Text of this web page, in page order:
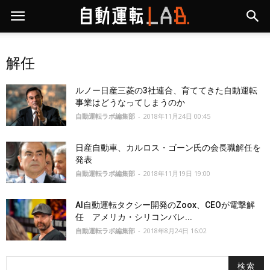
解任
ルノー日産三菱の3社連合、育ててきた自動運転
事業はどうなってしまうのか
自動運転ラボ編集部 - 2018年11月24日 00:45
日産自動車、カルロス・ゴーン氏の会長職解任を
発表
自動運転ラボ編集部 - 2018年11月19日 19:00
AI自動運転タクシー開発のZoox、CEOが電撃解
任 アメリカ・シリコンバレ...
自動運転ラボ編集部 - 2018年8月24日 16:02